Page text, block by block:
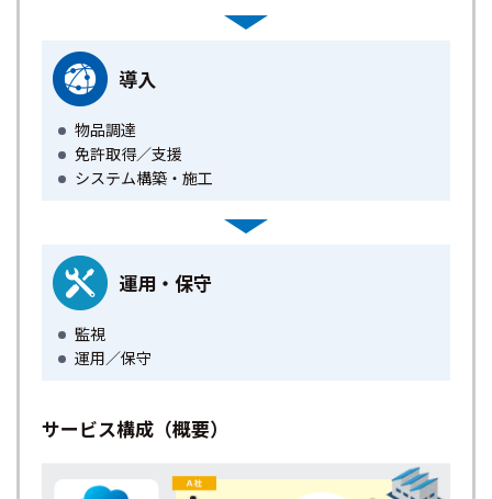
導入
物品調達
免許取得／支援
システム構築・施工
運用・保守
監視
運用／保守
サービス構成（概要）